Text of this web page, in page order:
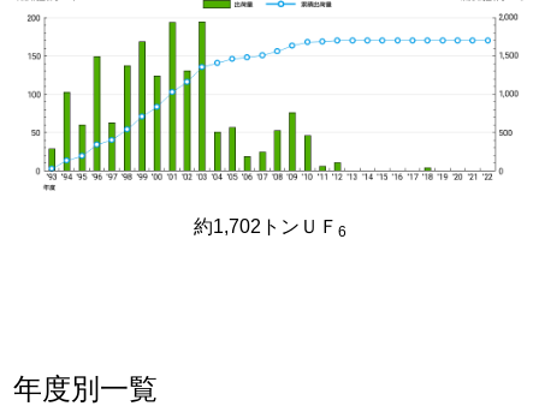
約1,702トンＵＦ 6
年度別一覧